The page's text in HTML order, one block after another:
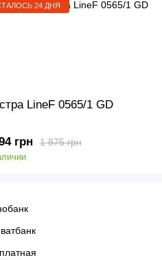
24 ДНЯ
LineF 0565/1 GD
1 875 грн
грн